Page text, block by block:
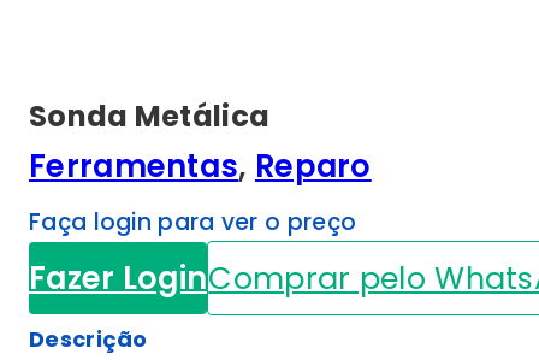
Sonda Metálica
Ferramentas, Reparo
Faça login para ver o preço
Fazer LoginComprar pelo
Descrição